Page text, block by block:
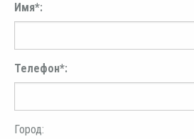
Имя*:
Телефон*:
Город: